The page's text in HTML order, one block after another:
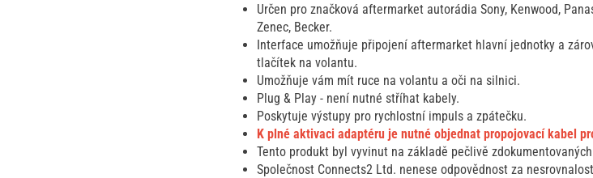
Určen pro značková aftermarket autorádia Sony, Kenwood,
Zenec, Becker.
Interface umožňuje připojení aftermarket hlavní jednotky a
tlačítek na volantu.
Umožňuje vám mít ruce na volantu a oči na silnici.
Plug & Play - není nutné stříhat kabely.
Poskytuje výstupy pro rychlostní impuls a zpátečku.
K plné aktivaci adaptéru je nutné objednat propojovací kabel
Tento produkt byl vyvinut na základě pečlivě
Společnost Connects2 Ltd. nenese odpovědnost za